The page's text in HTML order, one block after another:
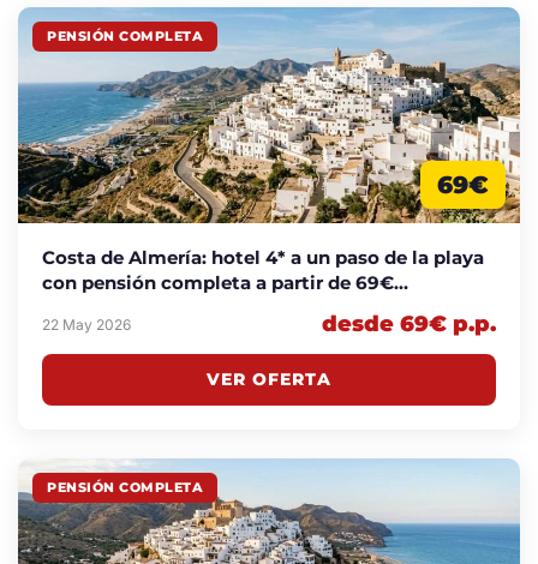
PENSIÓN COMPLETA
69€
Costa de Almería: hotel 4* a un paso de la playa
con pensión completa a partir de 69€
22 May 2026 desde 69€ p.p.
VER OFERTA
PENSIÓN COMPLETA